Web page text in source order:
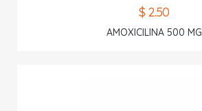
$ 2.50
AMOXICILINA 500 MG